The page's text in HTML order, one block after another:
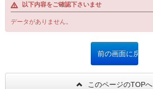
以下内容をご確認下さいませ
データがありません。
このページのTOPへ